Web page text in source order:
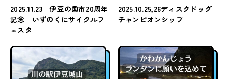
2025.11.23 伊豆の国市20周年
記念 いずのくにサイクルフ
ェスタ
2025.10.25,26ディスクドッグ
チャンピオンシップ